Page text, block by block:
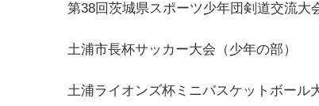
第38回茨城県スポーツ少年団剣道交流大
土浦市長杯サッカー大会（少年の部）
土浦ライオンズ杯ミニバスケットボール